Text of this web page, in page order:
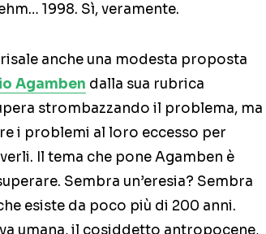
1998. Sì, veramente.
anche una modesta proposta
Agamben dalla sua rubrica
strombazzando il problema, ma
i problemi al loro eccesso per
Il tema che pone Agamben è
Sembra un’eresia? Sembra
esiste da poco più di 200 anni.